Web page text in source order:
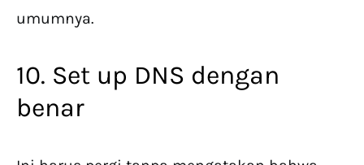
umumnya.
10. Set up DNS dengan
benar